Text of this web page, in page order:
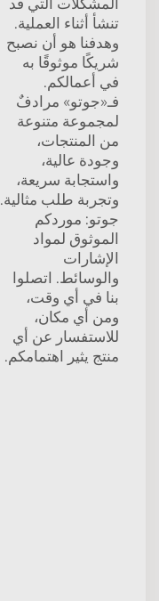
تنشأ أثناء العملية.
وهدفنا هو أن نصبح
شريكًا موثوقًا به
في أعمالكم.
فـ«جوتو» مرادفٌ
لمجموعة متنوعة
من المنتجات،
وجودة عالية،
واستجابة سريعة،
وتجربة طلب مثالية.
جوتو: موردكم
الموثوق لمواد
الإشارات
والوسائط. اتصلوا
بنا في أي وقت،
ومن أي مكان،
للاستفسار عن أي
منتج يثير اهتمامكم.